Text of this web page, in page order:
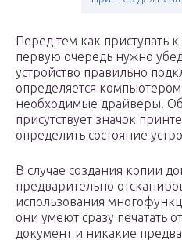
Перед тем как приступать
первую очередь нужно
устройство правильно
определяется
необходимые драйверы.
присутствует значок
определить состояние
В случае создания копии
предварительно
использования
они умеют сразу печатать
документ и никакие